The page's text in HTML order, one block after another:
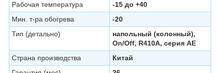
Рабочая температура
-15 до +40
Мин. т-ра обогрева
-20
Тип (детально)
напольный (колонный),
On/Off, R410A, серия AE
Страна производства
Китай